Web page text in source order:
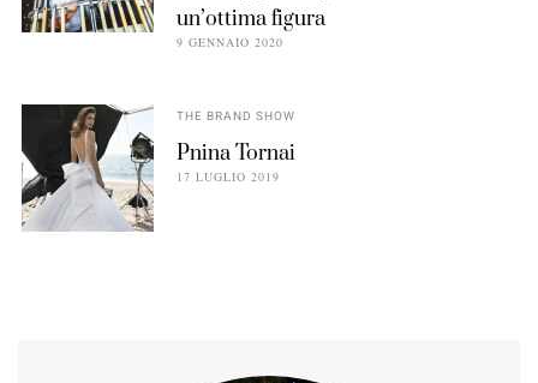
un’ottima figura
9 GENNAIO 2020
THE BRAND SHOW
Pnina Tornai
17 LUGLIO 2019